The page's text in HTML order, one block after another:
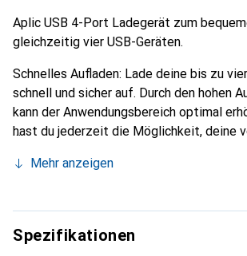
Aplic USB 4-Port Ladegerät zum
gleichzeitig vier USB-Geräten.
Schnelles Aufladen: Lade deine bis zu
schnell und sicher auf. Durch den hohen
kann der Anwendungsbereich optimal
hast du jederzeit die Möglichkeit, deine
Verbinde zuerst dein Endgerät mit einer
Anschlusskabel, wie z.B. ein micro-USB
Stecke anschliessend das Ladegerät in
vorschriftsmässig installierte Steckdose.
Mehr anzeigen
Spezifikationen